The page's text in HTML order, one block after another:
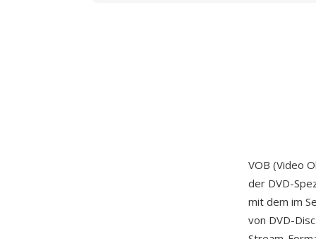
VOB (Video
der DVD-
mit dem im
von DVD-